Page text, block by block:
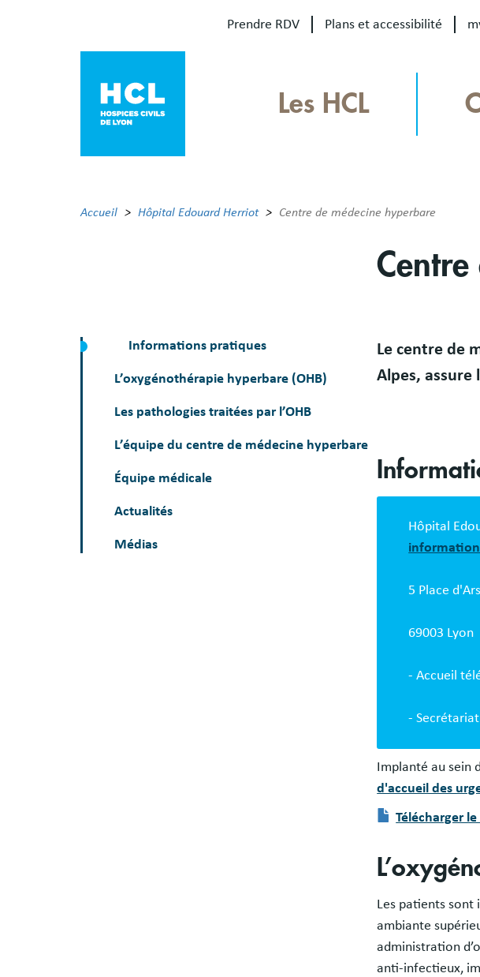
Prendre RDV Plans et accessibilité
Les HCL
Accueil Hôpital Edouard Herriot Centre de médecine hyperbare
Informations pratiques
L’oxygénothérapie hyperbare (OHB)
Les pathologies traitées par l’OHB
L’équipe du centre de médecine hyperbare
Équipe médicale
Actualités
Médias
Le centre de
Alpes, assure
Bloc
Hôpital
5 Place
69003 Lyon
- Accueil
-
Implanté au sein
d'accueil des
Télécharger
Les patients sont
ambiante
administration
anti-infectieux,